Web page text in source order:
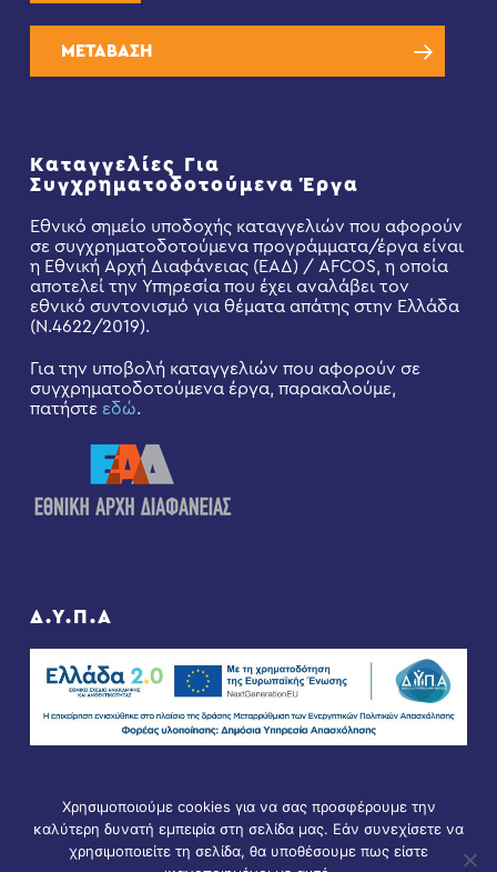
ΜΕΤΑΒΑΣΗ
Καταγγελίες Για
Συγχρηματοδοτούμενα Έργα
Εθνικό σημείο υποδοχής καταγγελιών που αφορούν
σε συγχρηματοδοτούμενα προγράμματα/έργα είναι
η Εθνική Αρχή Διαφάνειας (ΕΑΔ) / AFCOS, η οποία
αποτελεί την Υπηρεσία που έχει αναλάβει τον
εθνικό συντονισμό για θέματα απάτης στην Ελλάδα
(Ν.4622/2019).
Για την υποβολή καταγγελιών που αφορούν σε
συγχρηματοδοτούμενα έργα, παρακαλούμε,
πατήστε εδώ.
Δ.Υ.Π.Α
Χρησιμοποιούμε cookies για να σας προσφέρουμε την
καλύτερη δυνατή εμπειρία στη σελίδα μας. Εάν συνεχίσετε να
χρησιμοποιείτε τη σελίδα, θα υποθέσουμε πως είστε